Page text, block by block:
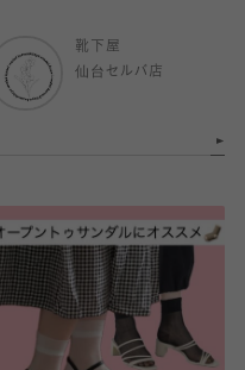
靴下屋
仙台セルバ店